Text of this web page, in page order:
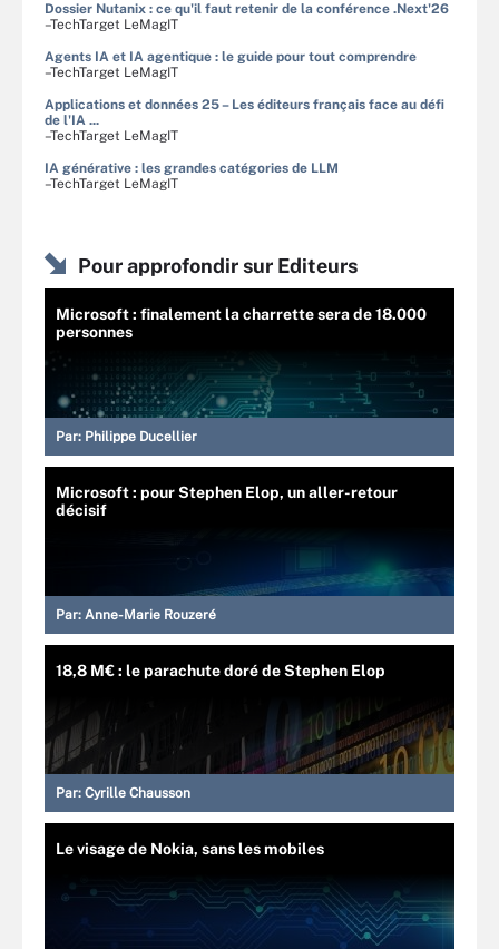
Dossier Nutanix : ce qu'il faut retenir de la conférence .Next'26
–TechTarget LeMagIT
Agents IA et IA agentique : le guide pour tout comprendre
–TechTarget LeMagIT
Applications et données 25 – Les éditeurs français face au défi
de l'IA ...
–TechTarget LeMagIT
IA générative : les grandes catégories de LLM
–TechTarget LeMagIT
Pour approfondir sur Editeurs
Microsoft : finalement la charrette sera de 18.000
personnes
Par: Philippe Ducellier
Microsoft : pour Stephen Elop, un aller-retour
décisif
Par: Anne-Marie Rouzeré
18,8 M€ : le parachute doré de Stephen Elop
Par: Cyrille Chausson
Le visage de Nokia, sans les mobiles